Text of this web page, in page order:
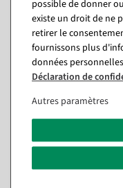
irisée en textile 150 x 35
intérieur
Disponible
41,59 €
possible de donner
existe un droit de ne
retirer le
fournissons plus
données
Déclaration de
Autres paramètres